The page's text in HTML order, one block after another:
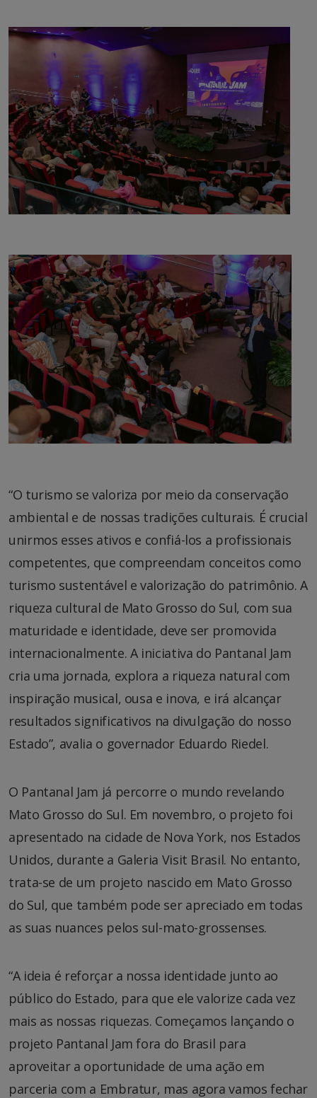
“O turismo se valoriza por meio da conservação
ambiental e de nossas tradições culturais. É crucial
unirmos esses ativos e confiá-los a profissionais
competentes, que compreendam conceitos como
turismo sustentável e valorização do patrimônio. A
riqueza cultural de Mato Grosso do Sul, com sua
maturidade e identidade, deve ser promovida
internacionalmente. A iniciativa do Pantanal Jam
cria uma jornada, explora a riqueza natural com
inspiração musical, ousa e inova, e irá alcançar
resultados significativos na divulgação do nosso
Estado”, avalia o governador Eduardo Riedel.
O Pantanal Jam já percorre o mundo revelando
Mato Grosso do Sul. Em novembro, o projeto foi
apresentado na cidade de Nova York, nos Estados
Unidos, durante a Galeria Visit Brasil. No entanto,
trata-se de um projeto nascido em Mato Grosso
do Sul, que também pode ser apreciado em todas
as suas nuances pelos sul-mato-grossenses.
“A ideia é reforçar a nossa identidade junto ao
público do Estado, para que ele valorize cada vez
mais as nossas riquezas. Começamos lançando o
projeto Pantanal Jam fora do Brasil para
aproveitar a oportunidade de uma ação em
parceria com a Embratur, mas agora vamos fechar